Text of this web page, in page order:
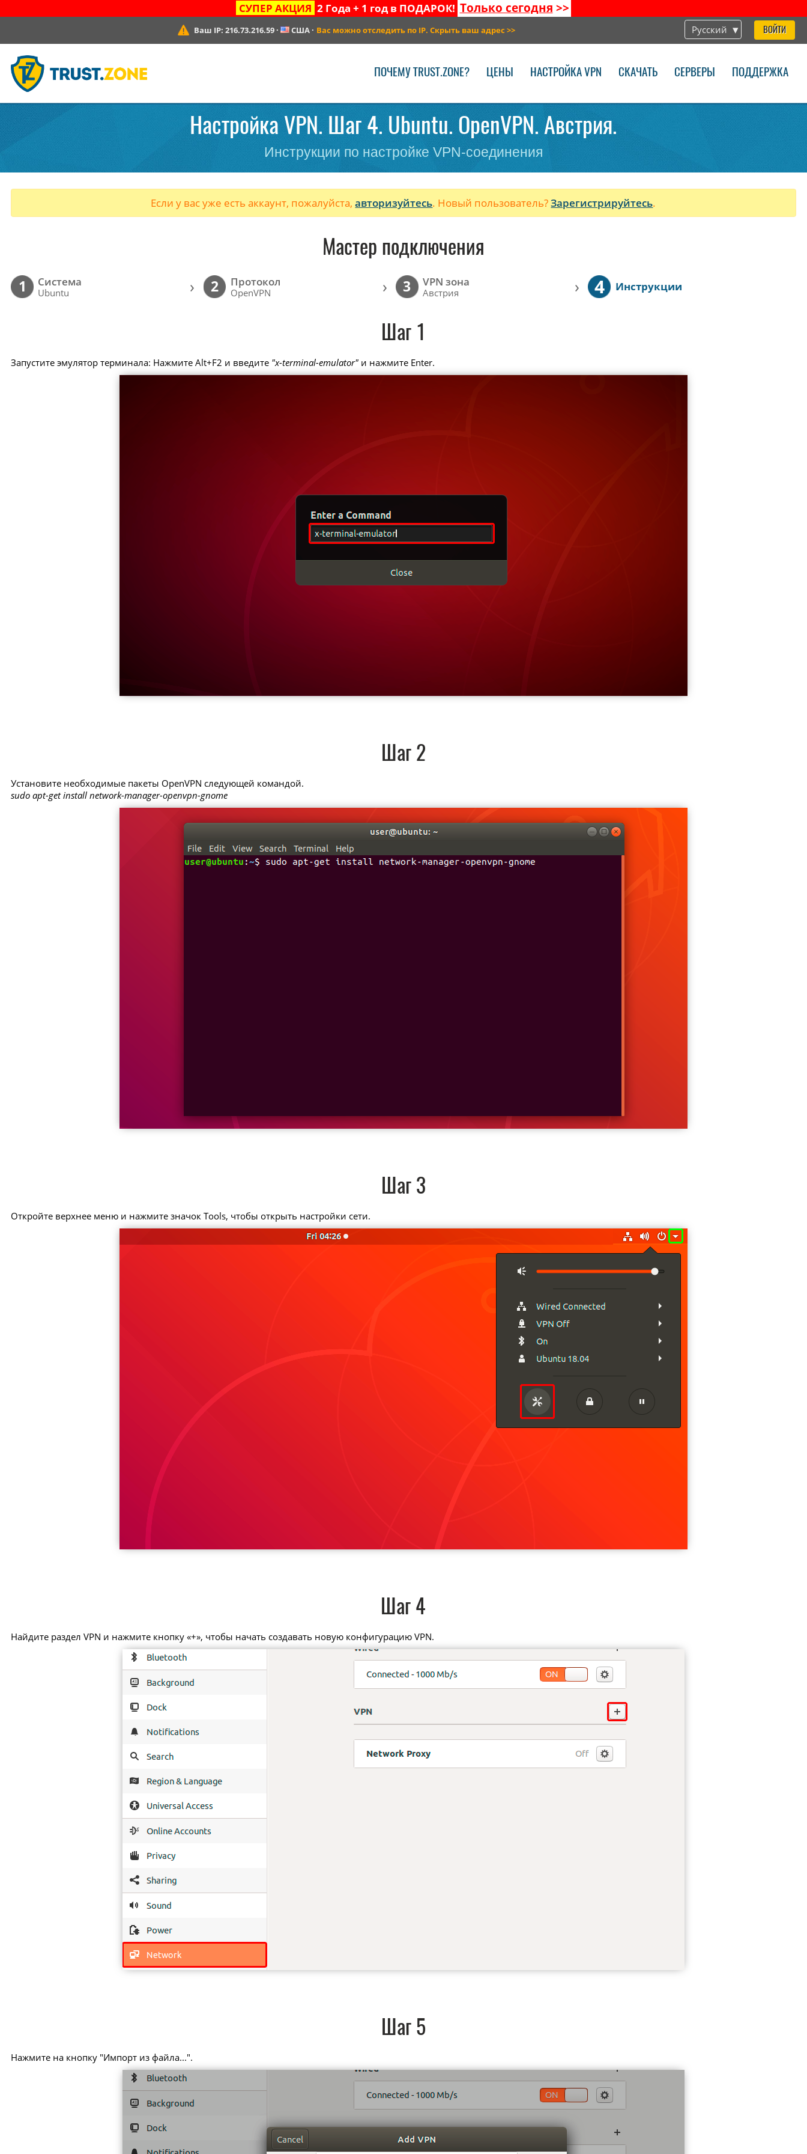
СУПЕР АКЦИЯ 2 Года + 1 год в ПОДАРОК! Только сегодня >>
Русский ВОЙТИ
Ваш IP: 216.73.216.59· США · Вас можно отследить по IP. Скрыть ваш адрес >>
ПОЧЕМУ TRUST.ZONE? ЦЕНЫ НАСТРОЙКА VPN СКАЧАТЬ СЕРВЕРЫ ПОДДЕРЖКА
Настройка VPN. Шаг 4. Ubuntu. OpenVPN. Австрия.
Инструкции по настройке VPN-соединения
Если у вас уже есть аккаунт, пожалуйста,авторизуйтесь. Новый пользователь?Зарегистрируйтесь.
Мастер подключения
1 Cистема
Ubuntu › 2 Протокол
OpenVPN › 3 VPN зона
Австрия › 4 Инструкции
Шаг 1
Запустите эмулятор терминала: Нажмите Alt+F2 и введите "x-terminal-emulator" и нажмите Enter.
Шаг 2
Установите необходимые пакеты OpenVPN следующей командой.
sudo apt-get install network-manager-openvpn-gnome
Шаг 3
Откройте верхнее меню и нажмите значок Tools, чтобы открыть настройки сети.
Шаг 4
Найдите раздел VPN и нажмите кнопку «+», чтобы начать создавать новую конфигурацию VPN.
Шаг 5
Нажмите на кнопку "Импорт из файла...".